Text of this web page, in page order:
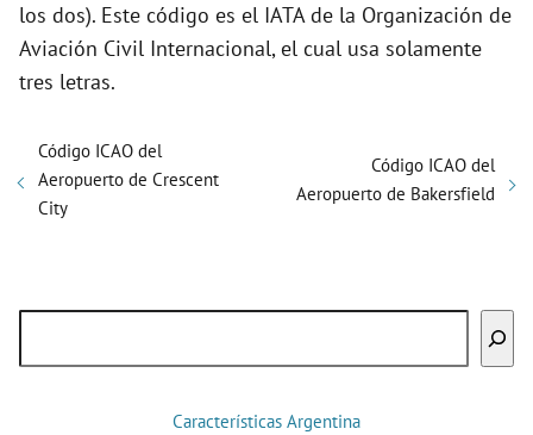
los dos). Este código es el IATA de la Organización de
Aviación Civil Internacional, el cual usa solamente
tres letras.
Código ICAO del
Aeropuerto de Crescent
City
Código ICAO del
Aeropuerto de Bakersfield
Características Argentina